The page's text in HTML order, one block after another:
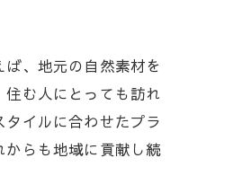
、地元の自然素材を
む人にとっても訪れ
イルに合わせたプラ
らも地域に貢献し続